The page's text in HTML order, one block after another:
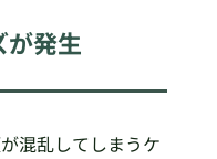
が発生
混乱してしまうケ